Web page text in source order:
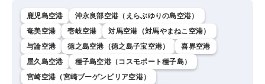
鹿児島空港
沖永良部空港（えらぶゆりの島空港）
奄美空港
壱岐空港
対馬空港（対馬やまねこ空港）
与論空港
徳之島空港（徳之島子宝空港）
喜界空港
屋久島空港
種子島空港（コスモポート種子島）
宮崎空港（宮崎ブーゲンビリア空港）